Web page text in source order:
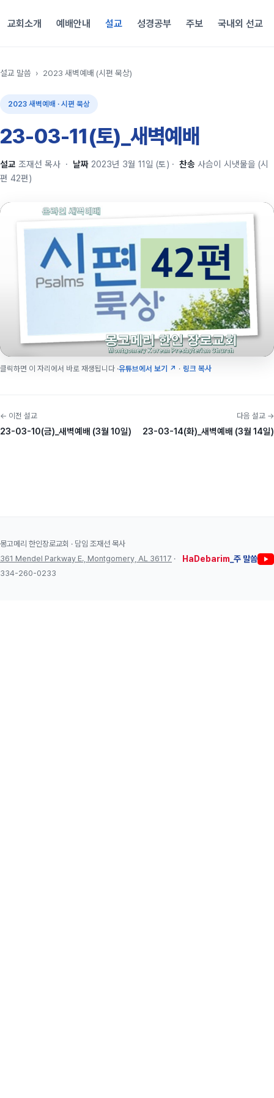
교회소개 예배안내 설교 성경공부 주보 국내외 선교
설교 말씀 › 2023 새벽예배 (시편 묵상)
2023 새벽예배 · 시편 묵상
23-03-11(토)_새벽예배
설교 조재선 목사 · 날짜 2023년 3월 11일 (토) · 찬송 사슴이 시냇물을 (시
편 42편)
클릭하면 이 자리에서 바로 재생됩니다 ·유튜브에서 보기 ↗ · 링크 복사
← 이전 설교
23-03-10(금)_새벽예배 (3월 10일)
다음 설교 →
23-03-14(화)_새벽예배 (3월 14일)
몽고메리 한인장로교회 · 담임 조재선 목사
361 Mendel Parkway E., Montgomery, AL 36117 ·
334-260-0233
HaDebarim _주 말씀